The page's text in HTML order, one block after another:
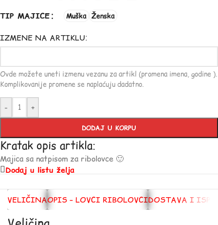
TIP MAJICE Muška Ženska
IZMENE NA ARTIKLU:
Ovde možete uneti izmenu vezanu za artikl (promena imena, godine ).
Komplikovanije promene se naplaćuju dadatno.
- +
DODAJ U KORPU
Kratak opis artikla:
Majica sa natpisom za ribolovce 🙂
Dodaj u listu želja
VELIČINAOPIS – LOVCI RIBOLOVCIDOSTAVA I